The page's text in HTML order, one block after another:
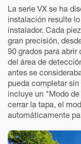
La serie VX se ha
instalación resulte
instalador. Cada
gran precisión,
90 grados para abrir
del área de
antes se
pueda completar
incluye un "Modo
cerrar la tapa, el
automáticamente